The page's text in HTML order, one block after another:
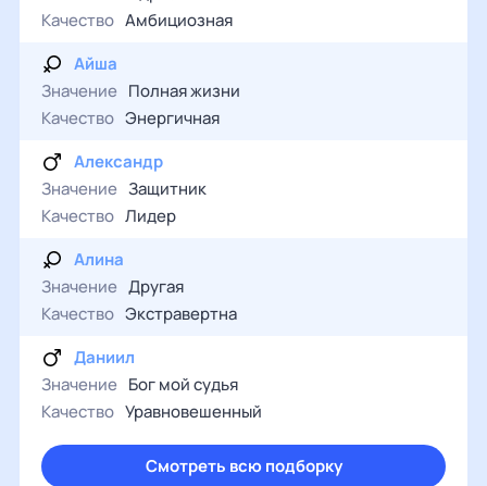
Качество Амбициозная
Айша
Значение Полная жизни
Качество Энергичная
Александр
Значение Защитник
Качество Лидер
Алина
Значение Другая
Качество Экстравертна
Даниил
Значение Бог мой судья
Качество Уравновешенный
Смотреть всю подборку